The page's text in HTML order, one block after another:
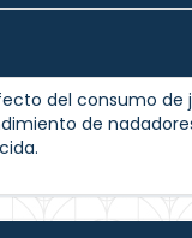
del consumo de
de